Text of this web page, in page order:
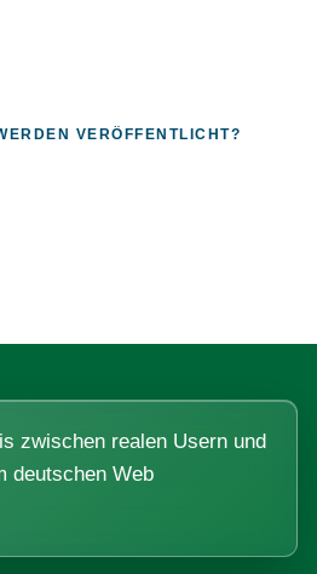
VERÖFFENTLICHT?
zwischen realen Usern und
deutschen Web